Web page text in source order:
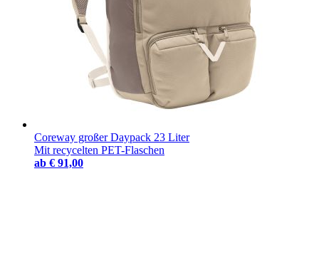
Coreway großer Daypack 23 Liter
Mit recycelten PET-Flaschen
ab € 91,00